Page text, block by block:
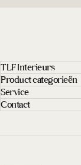
TLF Interieurs
Product categorieën
Service
Contact